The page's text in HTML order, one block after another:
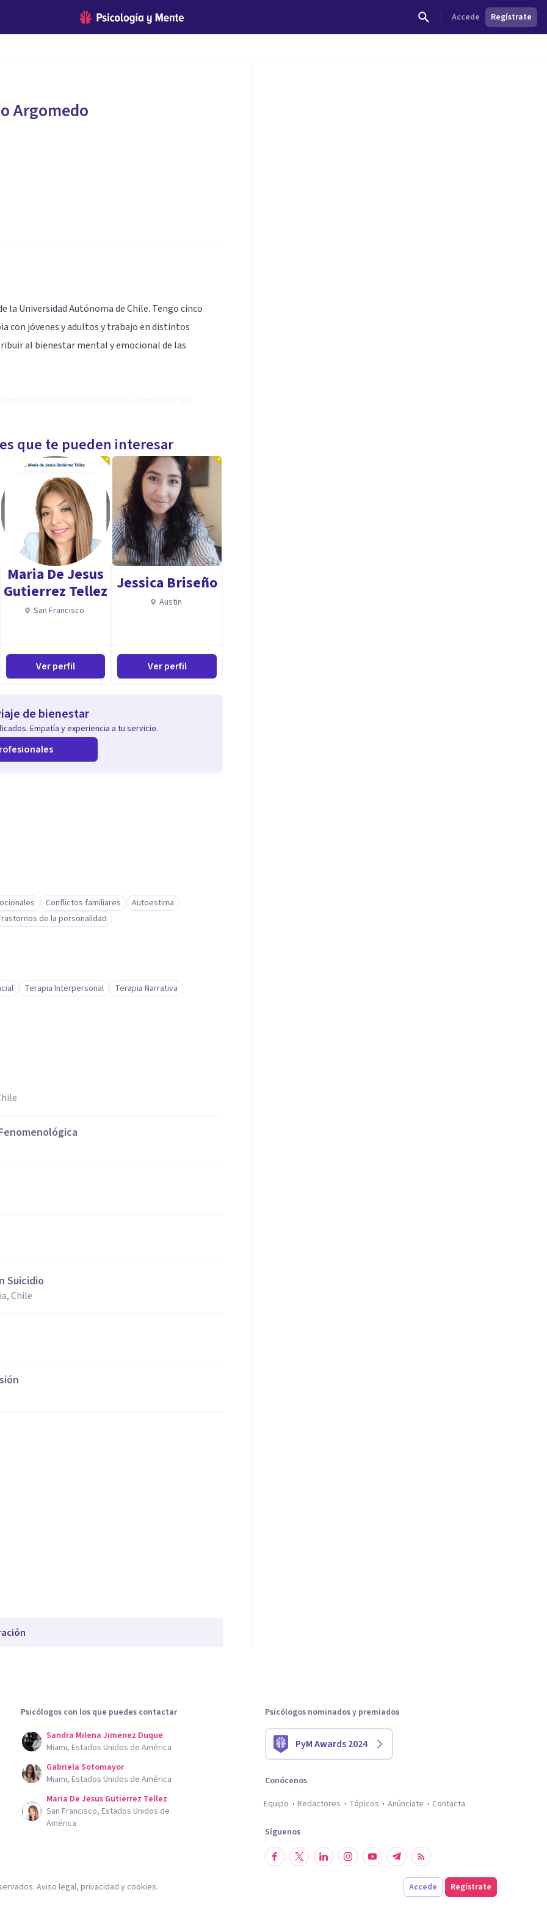
Accede Regístrate
Argomedo
Universidad Autónoma de Chile. Tengo cinco
con jóvenes y adultos y trabajo en distintos
al bienestar mental y emocional de las
preestablecidas.
encontrar más información sobre el proceso de
por la historia y los sufrimientos personales
cada persona merecen ser comprendidos a
favorecer la transformación propia en cada un@ de
Problemas de comportamiento, Dificultades
que te pueden interesar
Maria De Jesus
Gutierrez Tellez
San Francisco
Ver perfil
Jessica Briseño
Austin
Ver perfil
de bienestar
Empatía y experiencia a tu servicio.
Conflictos familiares
Autoestima
de la personalidad
Terapia Interpersonal
Terapia Narrativa
Suicidio
Chile
Psicólogos con los que puedes contactar
Sandra Milena Jimenez Duque
Miami, Estados Unidos de América
Gabriela Sotomayor
Miami, Estados Unidos de América
Maria De Jesus Gutierrez Tellez
San Francisco, Estados Unidos de
América
Psicólogos nominados y premiados
PyM Awards 2024
Conócenos
Equipo
Redactores Tópicos Anúnciate Contacta
Síguenos
Accede Regístrate
Aviso legal, privacidad y cookies.